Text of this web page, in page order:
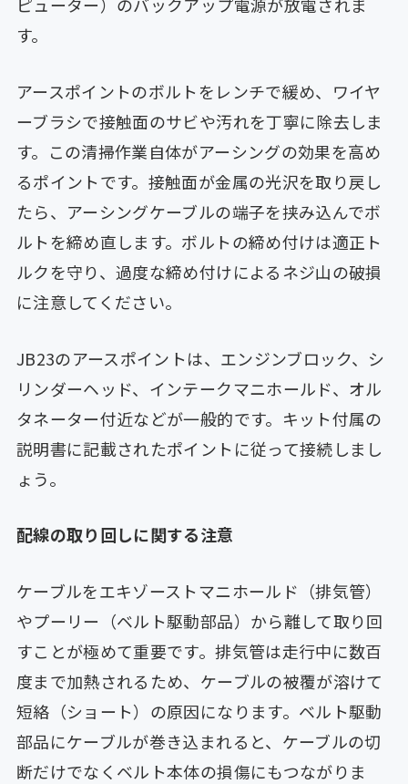
ピューター）のバックアップ電源が放電されま
す。
アースポイントのボルトをレンチで緩め、ワイヤ
ーブラシで接触面のサビや汚れを丁寧に除去しま
す。この清掃作業自体がアーシングの効果を高め
るポイントです。接触面が金属の光沢を取り戻し
たら、アーシングケーブルの端子を挟み込んでボ
ルトを締め直します。ボルトの締め付けは適正ト
ルクを守り、過度な締め付けによるネジ山の破損
に注意してください。
JB23のアースポイントは、エンジンブロック、シ
リンダーヘッド、インテークマニホールド、オル
タネーター付近などが一般的です。キット付属の
説明書に記載されたポイントに従って接続しまし
ょう。
配線の取り回しに関する注意
ケーブルをエキゾーストマニホールド（排気管）
やプーリー（ベルト駆動部品）から離して取り回
すことが極めて重要です。排気管は走行中に数百
度まで加熱されるため、ケーブルの被覆が溶けて
短絡（ショート）の原因になります。ベルト駆動
部品にケーブルが巻き込まれると、ケーブルの切
断だけでなくベルト本体の損傷にもつながりま